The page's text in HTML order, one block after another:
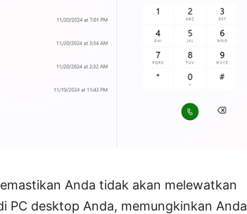
Anda tidak akan melewatkan
PC desktop Anda, memungkinkan Anda